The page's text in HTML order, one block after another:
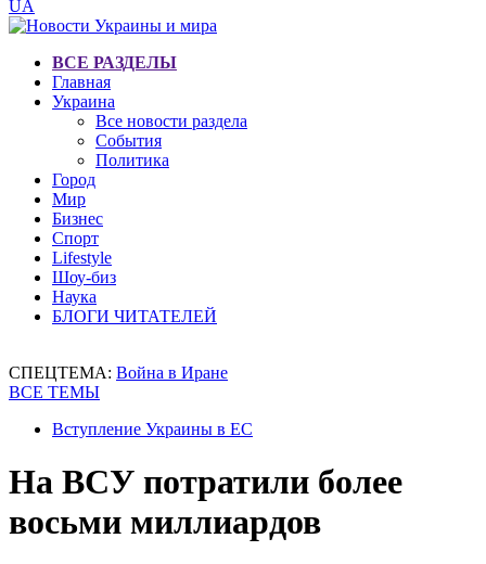
UA
ВСЕ РАЗДЕЛЫ
Главная
Украина
Все новости раздела
События
Политика
Город
Мир
Бизнес
Спорт
Lifestyle
Шоу-биз
Наука
БЛОГИ ЧИТАТЕЛЕЙ
СПЕЦТЕМА: Война в Иране
ВСЕ ТЕМЫ
Вступление Украины в ЕС
На ВСУ потратили более
восьми миллиардов